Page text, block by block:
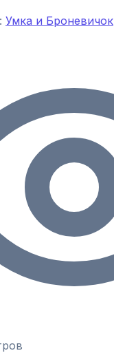
Умка и Броневичок